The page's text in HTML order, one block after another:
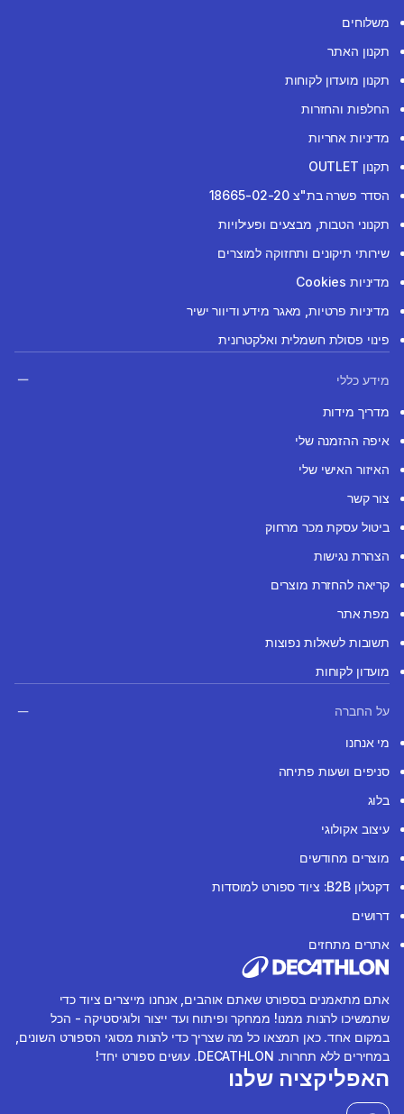
משלוחים
תקנון האתר
תקנון מועדון לקוחות
החלפות והחזרות
מדיניות אחריות
תקנון OUTLET
הסדר פשרה בת"צ 18665-02-20
תקנוני הטבות, מבצעים ופעילויות
שירותי תיקונים ותחזוקה למוצרים
מדיניות Cookies
מדיניות פרטיות, מאגר מידע ודיוור ישיר
פינוי פסולת חשמלית ואלקטרונית
מידע כללי
מדריך מידות
איפה ההזמנה שלי
האיזור האישי שלי
צור קשר
ביטול עסקת מכר מרחוק
הצהרת נגישות
קריאה להחזרת מוצרים
מפת אתר
תשובות לשאלות נפוצות
מועדון לקוחות
על החברה
מי אנחנו
סניפים ושעות פתיחה
בלוג
עיצוב אקולוגי
מוצרים מחודשים
דקטלון B2B: ציוד ספורט למוסדות
דרושים
אתרים מתחזים
אתם מתאמנים בספורט שאתם אוהבים, אנחנו מייצרים ציוד כדי
שתמשיכו להנות ממנו! ממחקר ופיתוח ועד ייצור ולוגיסטיקה - הכל
במקום אחד. כאן תמצאו כל מה שצריך כדי להנות מסוגי הספורט השונים,
במחירים ללא תחרות. DECATHLON. עושים ספורט יחד!
האפליקציה שלנו